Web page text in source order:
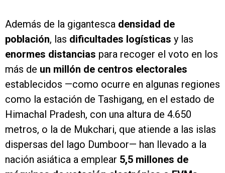
Además de la gigantesca densidad de
población, las dificultades logísticas y las
enormes distancias para recoger el voto en los
más de un millón de centros electorales
establecidos —como ocurre en algunas regiones
como la estación de Tashigang, en el estado de
Himachal Pradesh, con una altura de 4.650
metros, o la de Mukchari, que atiende a las islas
dispersas del lago Dumboor— han llevado a la
nación asiática a emplear 5,5 millones de